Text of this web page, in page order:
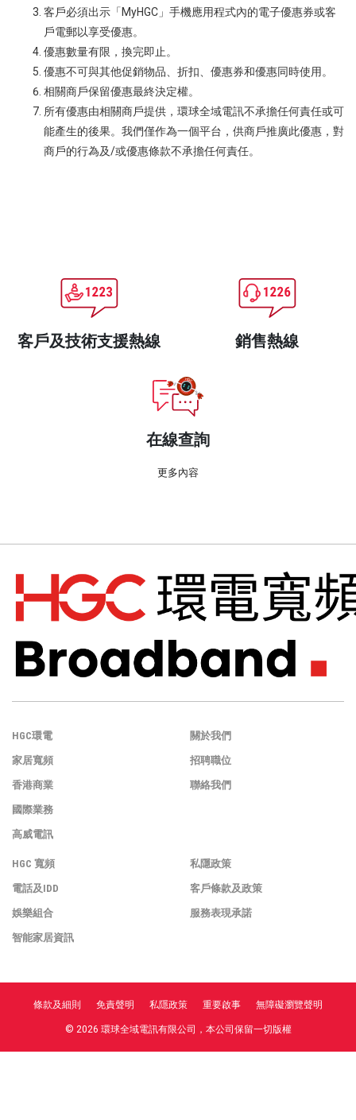
客戶必須出示「MyHGC」手機應用程式內的電子優惠券或客
戶電郵以享受優惠。
優惠數量有限，換完即止。
優惠不可與其他促銷物品、折扣、優惠券和優惠同時使用。
相關商戶保留優惠最終決定權。
所有優惠由相關商戶提供，環球全域電訊不承擔任何責任或可
能產生的後果。我們僅作為一個平台，供商戶推廣此優惠，對
商戶的行為及/或優惠條款不承擔任何責任。
客戶及技術支援熱線 銷售熱線
在線查詢
更多內容
HGC環電
家居寬頻
香港商業
國際業務
高威電訊
關於我們
招聘職位
聯絡我們
HGC 寬頻
電話及IDD
娛樂組合
智能家居資訊
私隱政策
客戶條款及政策
服務表現承諾
條款及細則 免責聲明 私隱政策 重要啟事 無障礙瀏覽聲明
© 2026 環球全域電訊有限公司，本公司保留一切版權